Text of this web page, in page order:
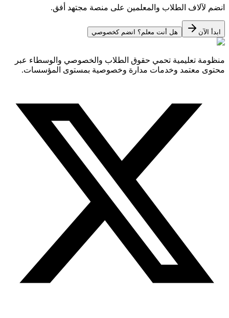
انضم لآلاف الطلاب والمعلمين على منصة مجتهد أفق.
ابدأ الآن هل أنت معلم؟ انضم كخصوصي
منظومة تعليمية تحمي حقوق الطلاب والخصوصي والوسطاء عبر
محتوى معتمد وخدمات مدارة وخصوصية بمستوى المؤسسات.